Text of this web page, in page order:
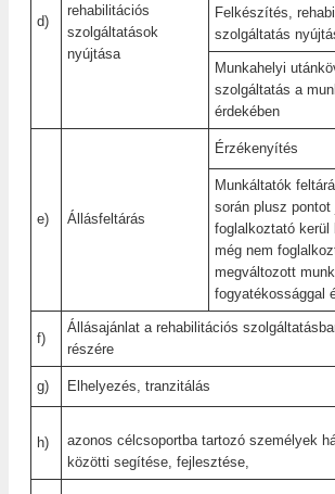
d)
rehabilitációs
szolgáltatások
nyújtása
Felkészítés,
szolgáltatás
Munkahelyi
szolgáltatás a
érdekében
e) Állásfeltárás
Érzékenyítés
Munkáltatók
során plusz
foglalkoztató kerül
még nem
megváltozott
fogyatékossággal
f)
Állásajánlat a rehabilitációs
részére
g) Elhelyezés, tranzitálás
h)
azonos célcsoportba tartozó személyek
közötti segítése, fejlesztése,